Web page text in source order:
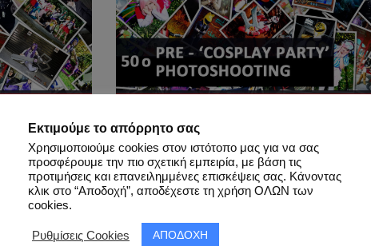
Party’
21.02.2015 – 50th Pre-
Photoshooting
Εκτιμούμε το απόρρητο σας
Χρησιμοποιούμε cookies στον ιστότοπο μας για να σας
προσφέρουμε την πιο σχετική εμπειρία, με βάση τις
προτιμήσεις και επανειλημμένες επισκέψεις σας. Κάνοντας
κλικ στο “Αποδοχή”, αποδέχεστε τη χρήση ΟΛΩΝ των
cookies.
Ρυθμίσεις Cookies ΑΠΟΔΟΧΗ